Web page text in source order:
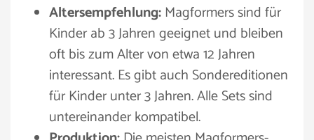
Altersempfehlung: Magformers sind für
Kinder ab 3 Jahren geeignet und bleiben
oft bis zum Alter von etwa 12 Jahren
interessant. Es gibt auch Sondereditionen
für Kinder unter 3 Jahren. Alle Sets sind
untereinander kompatibel.